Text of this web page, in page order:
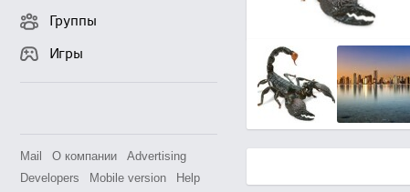
Группы
Игры
Mail О компании
Advertising
Developers
Mobile version
Help